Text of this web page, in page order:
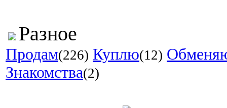
Разное
Продам(226) Куплю(12)
Знакомства(2)